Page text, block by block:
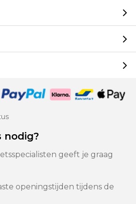
nodig?
geeft je graag
openingstijden tijdens de